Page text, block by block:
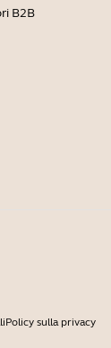
B2B
Policy sulla privacy